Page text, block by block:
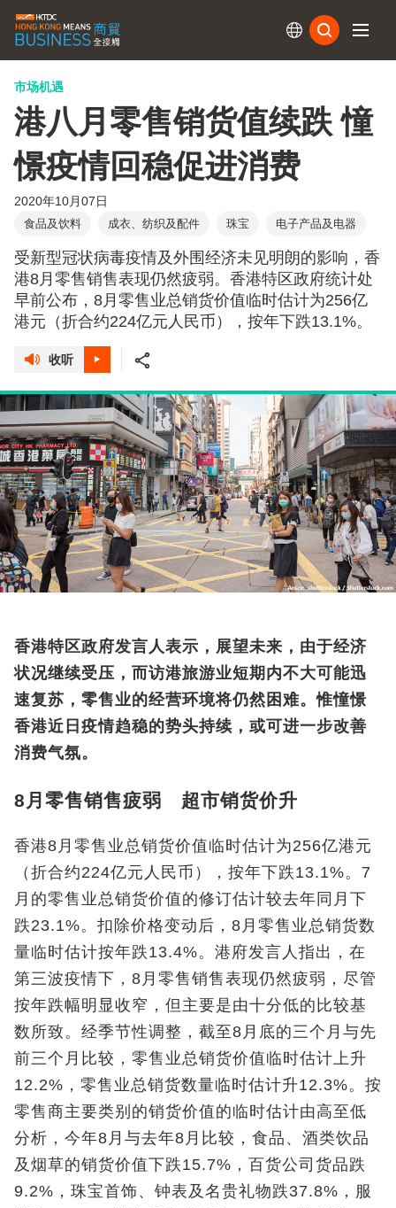
市场机遇
港八月零售销货值续跌 憧
憬疫情回稳促进消费
2020年10月07日
食品及饮料 成衣、纺织及配件 珠宝 电子产品及电器
受新型冠状病毒疫情及外围经济未见明朗的影响，香
港8月零售销售表现仍然疲弱。香港特区政府统计处
早前公布，8月零售业总销货价值临时估计为256亿
港元（折合约224亿元人民币），按年下跌13.1%。
收听
香港特区政府发言人表示，展望未来，由于经济
状况继续受压，而访港旅游业短期内不大可能迅
速复苏，零售业的经营环境将仍然困难。惟憧憬
香港近日疫情趋稳的势头持续，或可进一步改善
消费气氛。
8月零售销售疲弱 超市销货价升
香港8月零售业总销货价值临时估计为256亿港元
（折合约224亿元人民币），按年下跌13.1%。7
月的零售业总销货价值的修订估计较去年同月下
跌23.1%。扣除价格变动后，8月零售业总销货数
量临时估计按年跌13.4%。港府发言人指出，在
第三波疫情下，8月零售销售表现仍然疲弱，尽管
按年跌幅明显收窄，但主要是由十分低的比较基
数所致。经季节性调整，截至8月底的三个月与先
前三个月比较，零售业总销货价值临时估计上升
12.2%，零售业总销货数量临时估计升12.3%。按
零售商主要类别的销货价值的临时估计由高至低
分析，今年8月与去年8月比较，食品、酒类饮品
及烟草的销货价值下跌15.7%，百货公司货品跌
9.2%，珠宝首饰、钟表及名贵礼物跌37.8%，服